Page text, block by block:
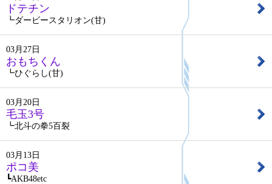
ドテチン
┗ダービースタリオン(甘)
03月27日
おもちくん
┗ひぐらし(甘)
03月20日
毛玉3号
┗北斗の拳5百裂
03月13日
ポコ美
┗AKB48etc